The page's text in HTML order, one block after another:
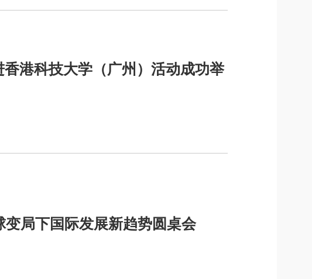
港科技大学（广州）活动成功举
局下国际发展新趋势圆桌会